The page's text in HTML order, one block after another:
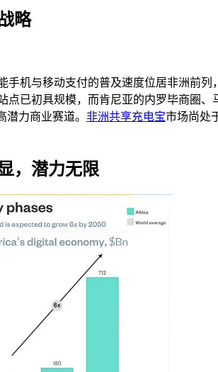
略
机与移动支付的普及速度位居非洲前
已初具规模，而肯尼亚的内罗毕商圈
力商业赛道。 非洲共享充电宝市场尚处
，潜力无限